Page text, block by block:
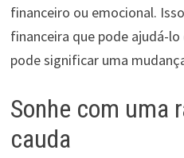
financeiro ou emocional.
financeira que pode ajudá-
pode significar uma
Sonhe com uma
cauda